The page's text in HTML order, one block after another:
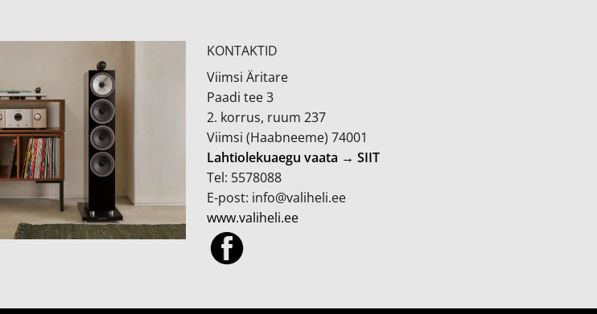
KONTAKTID
Viimsi Äritare
Paadi tee 3
2. korrus, ruum 237
Viimsi (Haabneeme) 74001
Lahtiolekuaegu vaata → SIIT
Tel: 5578088
E-post: info@valiheli.ee
www.valiheli.ee